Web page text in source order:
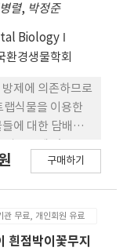
타내었다.
렬, 박정준
Biology
환경생물학회
제에 의존하므로
식물을 이용한
에 대한 담배가
서 실험을 진행하
루이 밀도를 조
담배가루이 밀도
구매하기
관 무료, 개인회원 유료
흰점박이꽃무지